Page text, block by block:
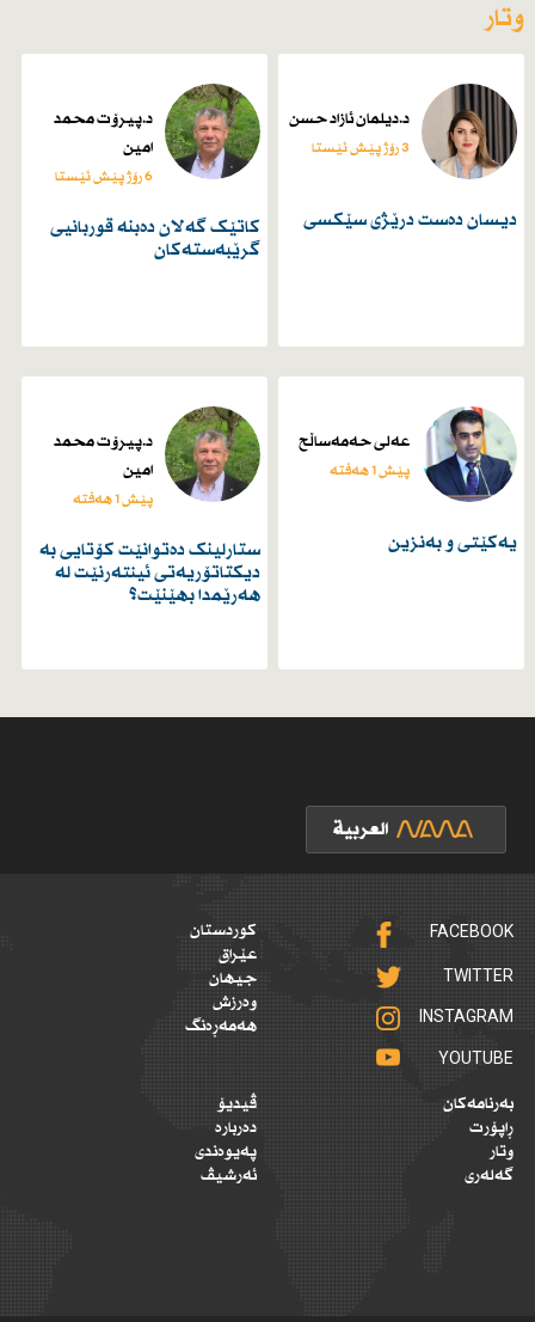
وتار
د.دیلمان ئازاد حسن
3 رۆژ پێش ئێستا
دیسان دەست درێژی سێكسی
د.پیرۆت محمد
امین
6 رۆژ پێش ئێستا
کاتێک گەلان دەبنە قوربانیی
گرێبەستەکان
عەلی حەمەساڵح
پێش 1 هەفتە
یەكێتی و بەنزین
د.پیرۆت محمد
امین
پێش 1 هەفتە
ستارلینک دەتوانێت کۆتایی بە
دیکتاتۆریەتی ئینتەرنێت لە
هەرێمدا بهێنێت؟
FACEBOOK
TWITTER
INSTAGRAM
YOUTUBE
کوردستان
عێراق
جیهان
وەرزش
هەمەڕەنگ
بەرنامەکان
ڕاپۆرت
وتار
گەلەری
ڤیدیۆ
دەربارە
پەیوەندی
ئەرشیڤ